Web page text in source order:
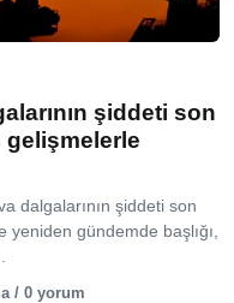
şiddeti son
gelişmelerle
dalgalarının şiddeti son
yeniden gündemde başlığı,
/ 0 yorum